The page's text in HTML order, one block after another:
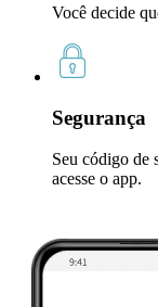
Você decide
Segurança
Seu código de
acesse o app.